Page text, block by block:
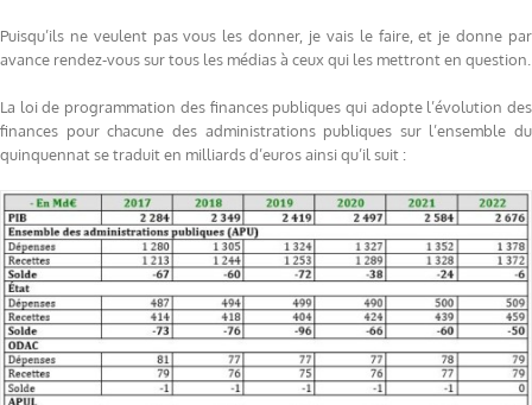
Puisqu’ils ne veulent pas vous les donner, je vais le faire, et je donne par
avance rendez-vous sur tous les médias à ceux qui les mettront en question.
La loi de programmation des finances publiques qui adopte l’évolution des
finances pour chacune des administrations publiques sur l’ensemble du
quinquennat se traduit en milliards d’euros ainsi qu’il suit :